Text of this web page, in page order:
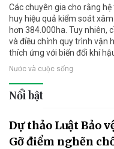
Các chuyên gia cho rằng
huy hiệu quả kiểm soát
hơn 384.000ha. Tuy nhiên,
và điều chỉnh quy trình vận
thích ứng với biến đổi khí
Nước và cuộc sống
Nổi bật
Dự thảo Luật Bảo
Gỡ điểm nghẽn